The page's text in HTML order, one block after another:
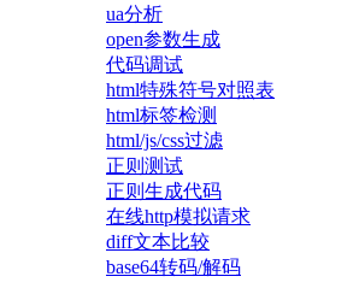
ua分析
open参数生成
代码调试
html特殊符号对照表
html标签检测
html/js/css过滤
正则测试
正则生成代码
在线http模拟请求
diff文本比较
base64转码/解码